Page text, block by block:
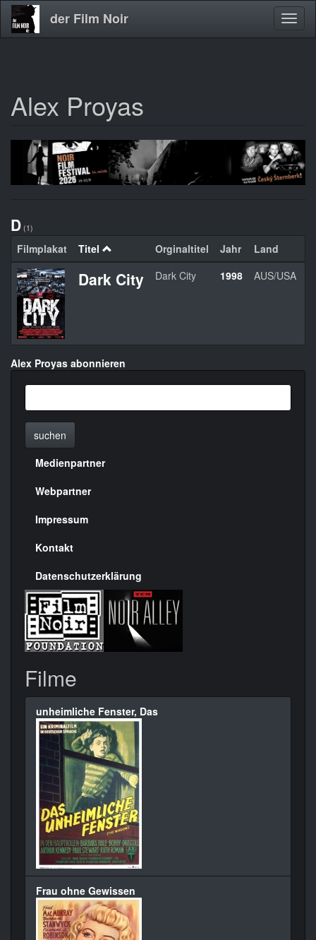
Direkt
zum
der Film Noir
Alex Proyas
D (1)
Filmplakat Titel Orginaltitel Jahr Land
Dark City Dark City 1998 AUS/USA
Alex Proyas abonnieren
suchen
Menülinks
rechte
Seite
Medienpartner
Webpartner
Impressum
Kontakt
Datenschutzerklärung
Filme
unheimliche Fenster, Das
Frau ohne Gewissen